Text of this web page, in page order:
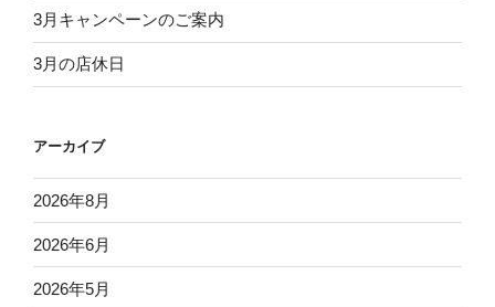
3月キャンペーンのご案内
3月の店休日
アーカイブ
2026年8月
2026年6月
2026年5月